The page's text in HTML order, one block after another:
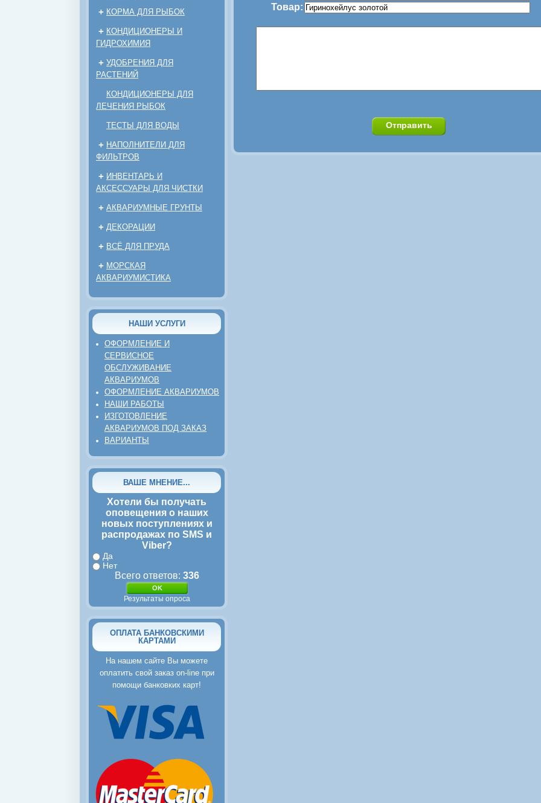
+ КОРМА ДЛЯ РЫБОК
+ КОНДИЦИОНЕРЫ И
ГИДРОХИМИЯ
+ УДОБРЕНИЯ ДЛЯ
РАСТЕНИЙ
КОНДИЦИОНЕРЫ ДЛЯ
ЛЕЧЕНИЯ РЫБОК
ТЕСТЫ ДЛЯ ВОДЫ
+ НАПОЛНИТЕЛИ ДЛЯ
ФИЛЬТРОВ
+ ИНВЕНТАРЬ И
АКСЕССУАРЫ ДЛЯ ЧИСТКИ
+ АКВАРИУМНЫЕ ГРУНТЫ
+ ДЕКОРАЦИИ
+ ВСЁ ДЛЯ ПРУДА
+ МОРСКАЯ
АКВАРИУМИСТИКА
НАШИ УСЛУГИ
ОФОРМЛЕНИЕ И
СЕРВИСНОЕ
ОБСЛУЖИВАНИЕ
АКВАРИУМОВ
ОФОРМЛЕНИЕ АКВАРИУМОВ
НАШИ РАБОТЫ
ИЗГОТОВЛЕНИЕ
АКВАРИУМОВ ПОД ЗАКАЗ
ВАРИАНТЫ
ВАШЕ МНЕНИЕ...
Хотели бы получать
оповещения о наших
новых поступлениях и
распродажах по SMS и
Viber?
Да
Нет
Всего ответов: 336
Результаты опроса
ОПЛАТА БАНКОВСКИМИ
КАРТАМИ
На нашем сайте Вы можете
оплатить свой заказ on-line при
помощи банковких карт!
Товар: